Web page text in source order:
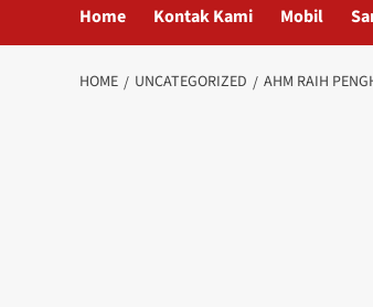
Home Kontak Kami Mobil
HOME UNCATEGORIZED AHM RAIH